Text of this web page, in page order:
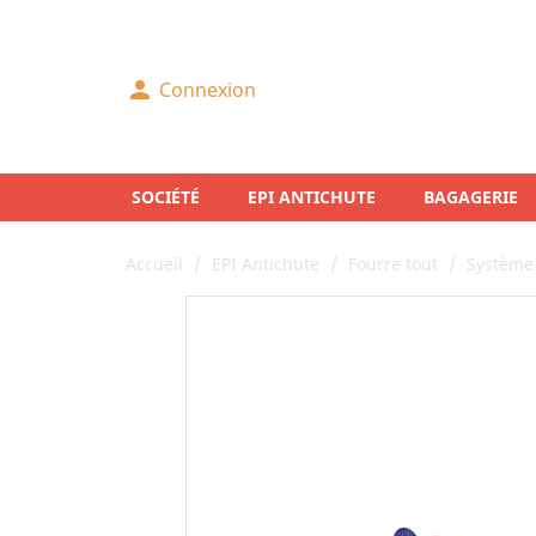
person Connexion
SOCIÉTÉ EPI ANTICHUTE BAGAGERIE
Échafaudages /
Conditions
Échelles /
Accueil EPI Antichute Fourre tout